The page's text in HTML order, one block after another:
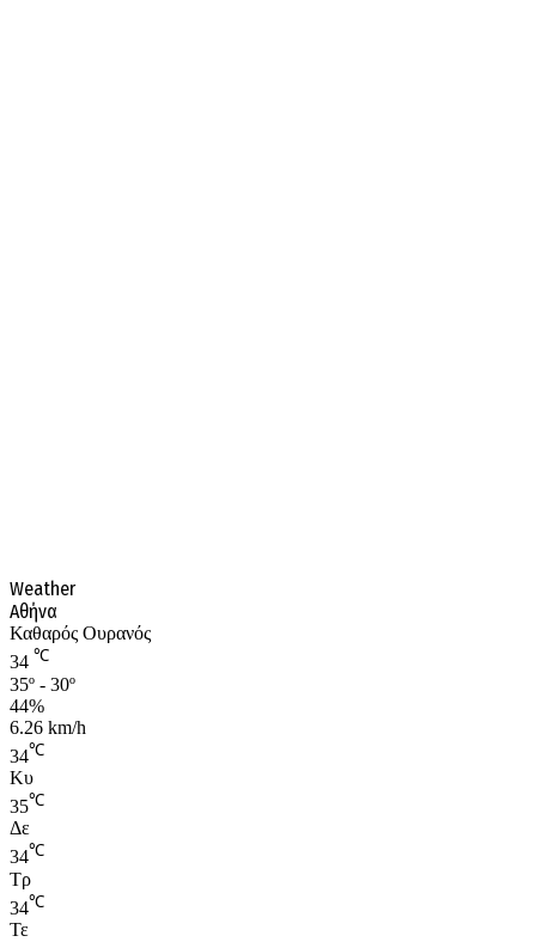
Weather
Αθήνα
Καθαρός Ουρανός
34 ℃
35º - 30º
44%
6.26 km/h
34℃
Κυ
35℃
Δε
34℃
Τρ
34℃
Τε